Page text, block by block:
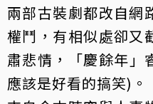
兩部古裝劇都改自網
權鬥，有相似處卻又
肅悲情，「慶餘年」
應該是好看的搞笑)